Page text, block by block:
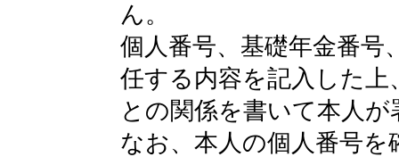
ん。
個人番号、基礎年金番号
任する内容を記入した上
との関係を書いて本人
なお、本人の個人番号